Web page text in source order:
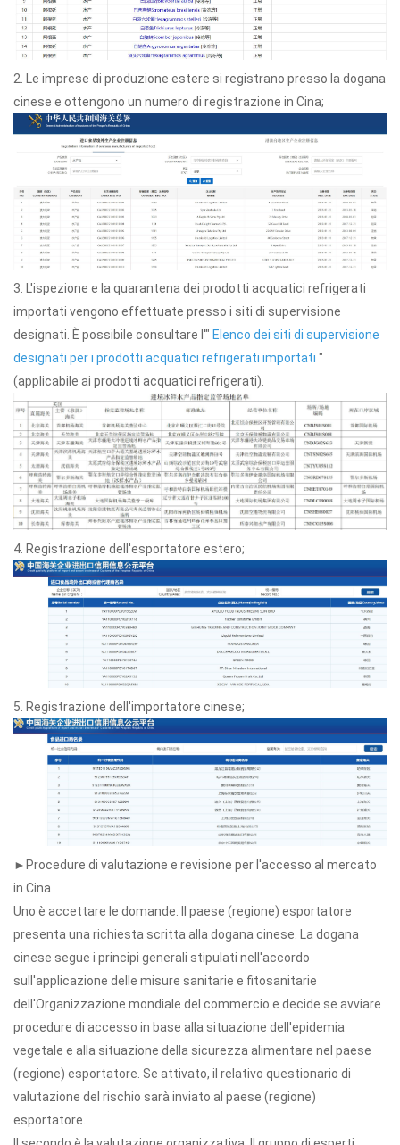
2. Le imprese di produzione estere si registrano presso la dogana
cinese e ottengono un numero di registrazione in Cina;
3. L'ispezione e la quarantena dei prodotti acquatici refrigerati
importati vengono effettuate presso i siti di supervisione
designati. È possibile consultare l'" Elenco dei siti di supervisione
designati per i prodotti acquatici refrigerati importati "
(applicabile ai prodotti acquatici refrigerati).
4. Registrazione dell'esportatore estero;
5. Registrazione dell'importatore cinese;
►Procedure di valutazione e revisione per l'accesso al mercato
in Cina
Uno è accettare le domande. Il paese (regione) esportatore
presenta una richiesta scritta alla dogana cinese. La dogana
cinese segue i principi generali stipulati nell'accordo
sull'applicazione delle misure sanitarie e fitosanitarie
dell'Organizzazione mondiale del commercio e decide se avviare
procedure di accesso in base alla situazione dell'epidemia
vegetale e alla situazione della sicurezza alimentare nel paese
(regione) esportatore. Se attivato, il relativo questionario di
valutazione del rischio sarà inviato al paese (regione)
esportatore.